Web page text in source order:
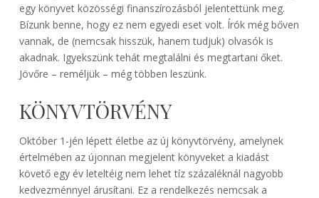
egy könyvet közösségi finanszírozásból jelentettünk meg.
Bízunk benne, hogy ez nem egyedi eset volt. Írók még bőven
vannak, de (nemcsak hisszük, hanem tudjuk) olvasók is
akadnak. Igyekszünk tehát megtalálni és megtartani őket.
Jövőre – reméljük – még többen leszünk.
KÖNYVTÖRVÉNY
Október 1-jén lépett életbe az új könyvtörvény, amelynek
értelmében az újonnan megjelent könyveket a kiadást
követő egy év leteltéig nem lehet tíz százaléknál nagyobb
kedvezménnyel árusítani. Ez a rendelkezés nemcsak a